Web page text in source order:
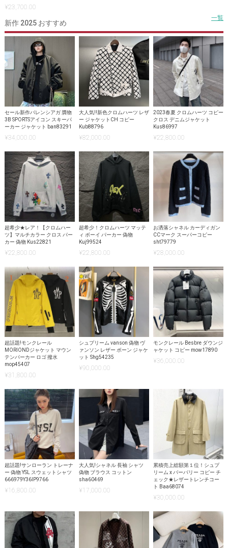
¥23,700.00
新作 2025 おすすめ
一覧
セール新作バレンシアガ 贋物
3B SPORTSアイコン スキーパ
ーカー ジャケット ban83291
¥34,000.00
大人気!!新色クロムハーツ レザ
ー ジャケットCH コピー
Kub88796
¥82,000.00
2023春夏 クロムハーツ コピー
クロス デニムジャケット
Kus86997
¥22,800.00
超希少★レア！【クロムハー
ツ】マルチカラー クロス パー
カー 偽物 Kus22821
¥22,800.00
超希少！クロムハーツ マッテ
ィ ボーイ パーカー 偽物
Kuj99524
¥22,800.00
お洒落シャネル カーディガン
CCマーク スーパーコピー
sht79779
¥28,000.00
超話題!モンクレール
MORIONDジャケット マウン
テンパーカー ロゴ 撥水
mop45407
¥31,800.00
シュプリーム vanson 偽物 ヴ
ァンソン レザー ボーン ジャケ
ット Shg54235
¥90,000.00
モンクレール Besbre ダウンジ
ャケット コピー mow17890
¥36,000.00
超話題!サンローラン トレーナ
ー 偽物 YSL スウェットシャツ
666979Y36IP9766
¥16,800.00
大人気!シャネル 長袖 シャツ
偽物 ブラウス コットン
sha60469
¥17,000.00
累積売上総額第１位！シュプ
リーム x バーバリー コピー チ
ェック★レザートレンチコー
ト Baa68074
¥30,000.00